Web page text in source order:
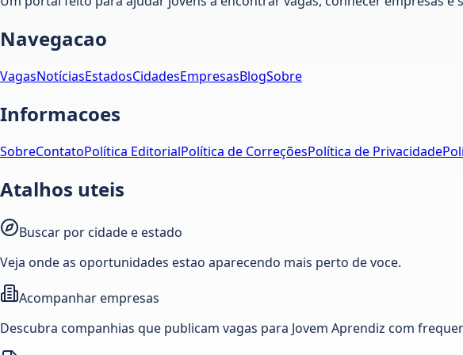
Navegacao
VagasNotíciasEstadosCidadesEmpresasBlogSobre
Informacoes
SobreContatoPolítica EditorialPolítica de CorreçõesPolítica de Privacidade
Atalhos uteis
Buscar por cidade e estado
Veja onde as oportunidades estao aparecendo mais perto de voce.
Acompanhar empresas
Descubra companhias que publicam vagas para Jovem Aprendiz com